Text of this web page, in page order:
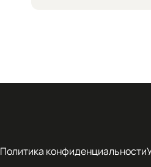
Политика конфиденциальности